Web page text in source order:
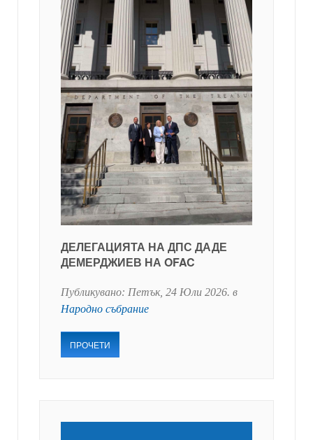
ДЕЛЕГАЦИЯТА НА ДПС ДАДЕ
ДЕМЕРДЖИЕВ НА OFAC
Публикувано: Петък, 24 Юли 2026. в
Народно събрание
ПРОЧЕТИ